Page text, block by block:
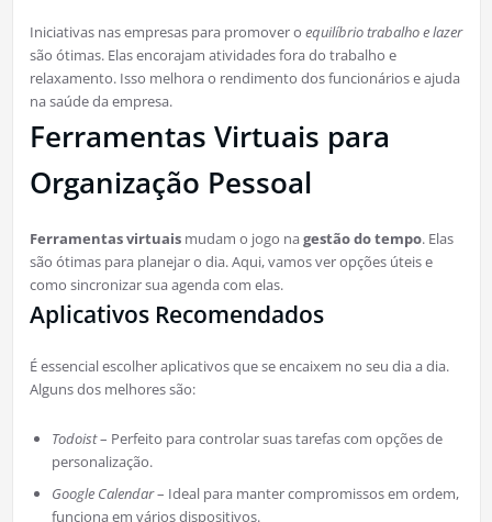
Iniciativas nas empresas para promover o equilíbrio trabalho e lazer
são ótimas. Elas encorajam atividades fora do trabalho e
relaxamento. Isso melhora o rendimento dos funcionários e ajuda
na saúde da empresa.
Ferramentas Virtuais para
Organização Pessoal
Ferramentas virtuaismudam o jogo nagestão do tempo. Elas
são ótimas para planejar o dia. Aqui, vamos ver opções úteis e
como sincronizar sua agenda com elas.
Aplicativos Recomendados
É essencial escolher aplicativos que se encaixem no seu dia a dia.
Alguns dos melhores são:
Todoist– Perfeito para controlar suas tarefas com opções de
personalização.
Google Calendar– Ideal para manter compromissos em ordem,
funciona em vários dispositivos.